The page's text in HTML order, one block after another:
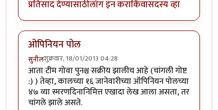
प्रतिसाद देण्यासाठीलॉग इन कराकिंवासदस्य व्हा
ओपिनियन पोल
सुनीलशुक्रवार, 18/01/2013 04:28
आता टीम गोवा पुनश्च सक्रीय झालीच आहे (चांगली गोष्ट
:) ) तेव्हा, कालच्या १६ जानेवारीच्या ऑपिनियन पोलच्या
४७ व्या स्मरणदिनानिमित्त एखादा लेख आला असता, तर
चांगले झाले असते.